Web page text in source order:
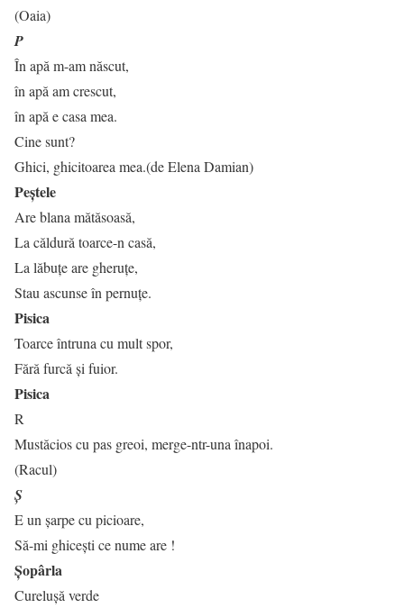
(Oaia)
P
În apă m-am născut,
în apă am crescut,
în apă e casa mea.
Cine sunt?
Ghici, ghicitoarea mea.(de Elena Damian)
Peștele
Are blana mătăsoasă,
La căldură toarce-n casă,
La lăbuțe are gheruțe,
Stau ascunse în pernuțe.
Pisica
Toarce întruna cu mult spor,
Fără furcă şi fuior.
Pisica
R
Mustăcios cu pas greoi, merge-ntr-una înapoi.
(Racul)
Ș
E un șarpe cu picioare,
Să-mi ghicești ce nume are !
Șopârla
Cureluşă verde